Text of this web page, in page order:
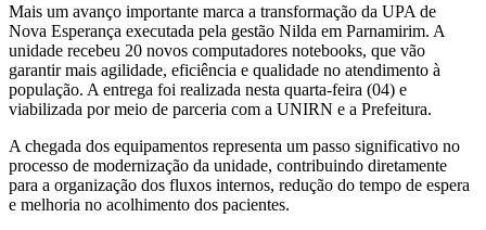
Mais um avanço importante marca a transformação da UPA de
Nova Esperança executada pela gestão Nilda em Parnamirim. A
unidade recebeu 20 novos computadores notebooks, que vão
garantir mais agilidade, eficiência e qualidade no atendimento à
população. A entrega foi realizada nesta quarta-feira (04) e
viabilizada por meio de parceria com a UNIRN e a Prefeitura.
A chegada dos equipamentos representa um passo significativo no
processo de modernização da unidade, contribuindo diretamente
para a organização dos fluxos internos, redução do tempo de espera
e melhoria no acolhimento dos pacientes.